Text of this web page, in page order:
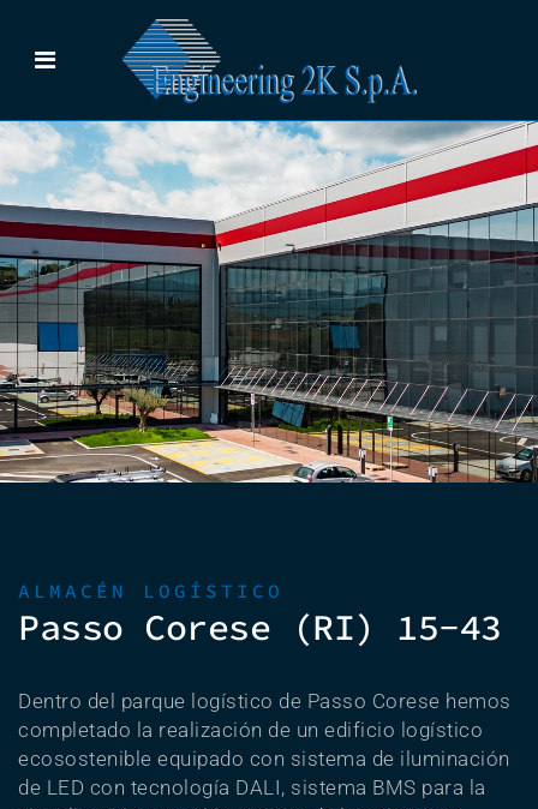
ALMACÉN LOGÍSTICO
Passo Corese (RI) 15-43
Dentro del parque logístico de Passo Corese hemos
completado la realización de un edificio logístico
ecosostenible equipado con sistema de iluminación
de LED con tecnología DALI, sistema BMS para la